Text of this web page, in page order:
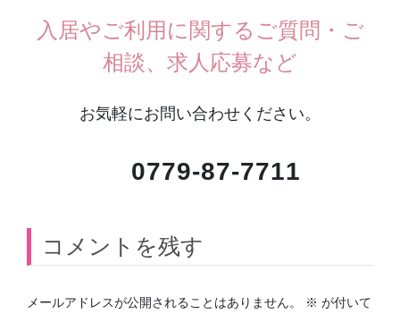
入居やご利用に関するご質問・ご
相談、求人応募など
お気軽にお問い合わせください。
0779-87-7711
コメントを残す
メールアドレスが公開されることはありません。 ※ が付いて